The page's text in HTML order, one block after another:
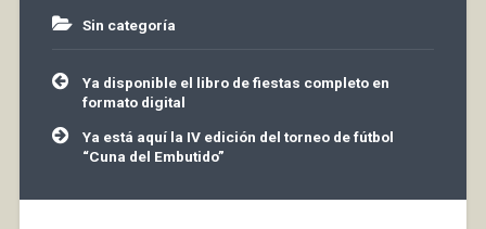
Sin categoría
Navegación
de
entradas
Ya disponible el libro de fiestas completo en
formato digital
Ya está aquí la IV edición del torneo de fútbol
“Cuna del Embutido”